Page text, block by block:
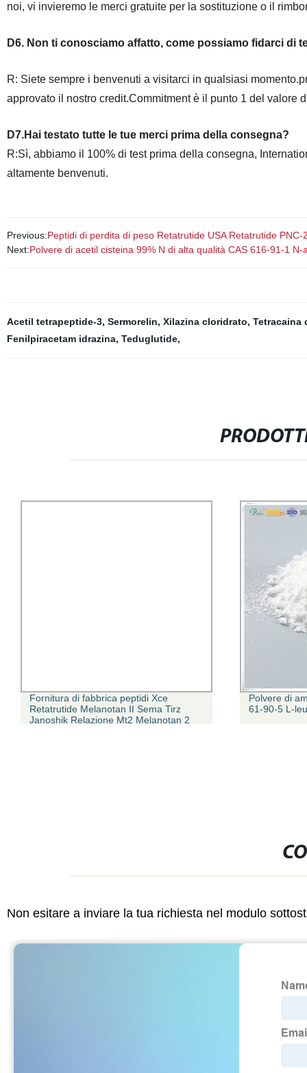
noi, vi invieremo le merci gratuite per la sostituzione o il
D6. Non ti conosciamo affatto, come possiamo fidarci di
R: Siete sempre i benvenuti a visitarci in qualsiasi
approvato il nostro credit.Commitment è il punto 1 del valore
D7.Hai testato tutte le tue merci prima della consegna?
R:Sì, abbiamo il 100% di test prima della consegna,
altamente benvenuti.
Previous:Peptidi di perdita di peso Retatrutide USA Retatrutide
Next:Polvere di acetil cisteina 99% N di alta qualità CAS 616-91-1 N-
Acetil tetrapeptide-3, Sermorelin, Xilazina cloridrato, Tetracaina
Fenilpiracetam idrazina, Teduglutide,
Fornitura di fabbrica peptidi Xce
Retatrutide Melanotan II Sema Tirz
Janoshik Relazione Mt2 Melanotan 2
Polvere di
61-90-5 L-
Non esitare a inviare la tua richiesta nel modulo